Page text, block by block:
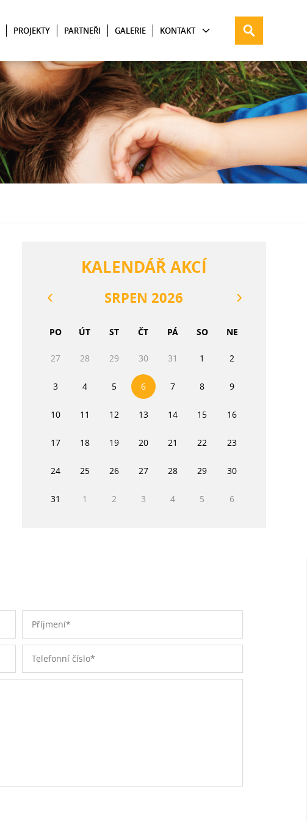
PROJEKTY PARTNEŘI GALERIE KONTAKT
KALENDÁŘ AKCÍ
SRPEN 2026
PO ÚT ST ČT PÁ SO NE
27 28 29 30 31 1 2
3 4 5 6 7 8 9
10 11 12 13 14 15 16
17 18 19 20 21 22 23
24 25 26 27 28 29 30
31 1 2 3 4 5 6